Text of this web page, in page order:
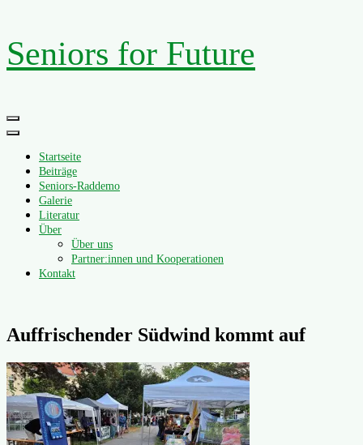
Zum
Inhalt
springen
Seniors for Future
Primäres
Menü
Startseite
Beiträge
Seniors-Raddemo
Galerie
Literatur
Über
Über uns
Partner:innen und Kooperationen
Kontakt
Auffrischender Südwind kommt auf